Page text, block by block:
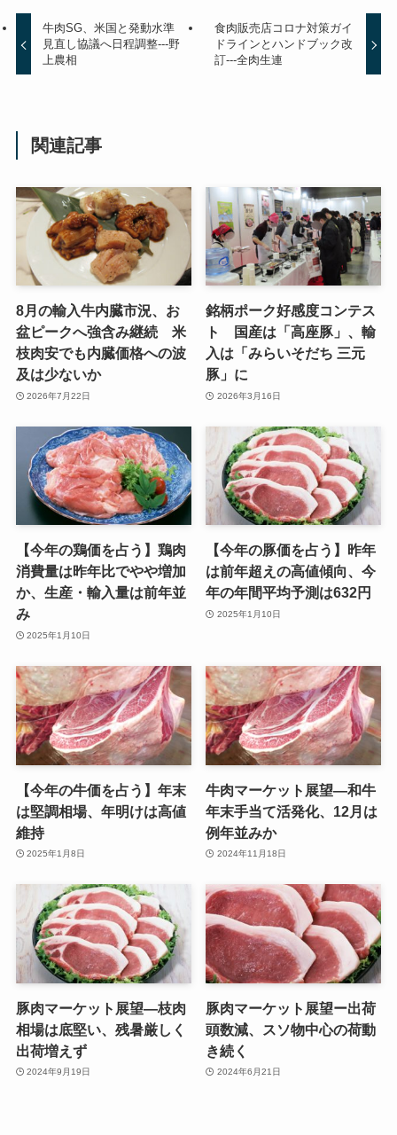
牛肉SG、米国と発動水準
見直し協議へ日程調整---野
上農相
食肉販売店コロナ対策ガイ
ドラインとハンドブック改
訂---全肉生連
関連記事
8月の輸入牛内臓市況、お
盆ピークへ強含み継続 米
枝肉安でも内臓価格への波
及は少ないか
2026年7月22日
銘柄ポーク好感度コンテス
ト 国産は「高座豚」、輸
入は「みらいそだち 三元
豚」に
2026年3月16日
【今年の鶏価を占う】鶏肉
消費量は昨年比でやや増加
か、生産・輸入量は前年並
み
2025年1月10日
【今年の豚価を占う】昨年
は前年超えの高値傾向、今
年の年間平均予測は632円
2025年1月10日
【今年の牛価を占う】年末
は堅調相場、年明けは高値
維持
2025年1月8日
牛肉マーケット展望—和牛
年末手当て活発化、12月は
例年並みか
2024年11月18日
豚肉マーケット展望—枝肉
相場は底堅い、残暑厳しく
出荷増えず
2024年9月19日
豚肉マーケット展望ー出荷
頭数減、スソ物中心の荷動
き続く
2024年6月21日